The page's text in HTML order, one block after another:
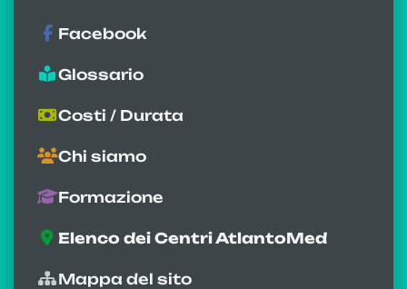
Facebook
Glossario
Costi / Durata
Chi siamo
Formazione
Elenco dei Centri AtlantoMed
Mappa del sito